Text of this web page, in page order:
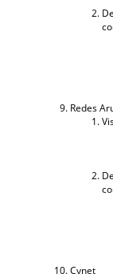
Redes
Cynet